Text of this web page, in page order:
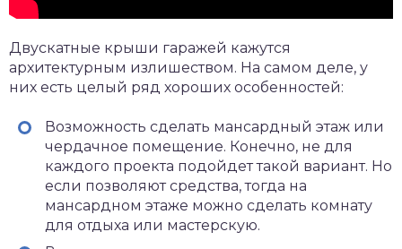
Двускатные крыши гаражей кажутся
архитектурным излишеством. На самом деле, у
них есть целый ряд хороших особенностей:
Возможность сделать мансардный этаж или
чердачное помещение. Конечно, не для
каждого проекта подойдет такой вариант. Но
если позволяют средства, тогда на
мансардном этаже можно сделать комнату
для отдыха или мастерскую.